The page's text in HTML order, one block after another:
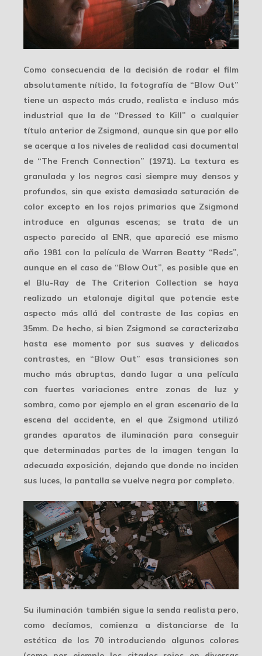
Como consecuencia de la decisión de rodar el film
absolutamente nítido, la fotografía de “Blow Out”
tiene un aspecto más crudo, realista e incluso más
industrial que la de “Dressed to Kill” o cualquier
título anterior de Zsigmond, aunque sin que por ello
se acerque a los niveles de realidad casi documental
de “The French Connection” (1971). La textura es
granulada y los negros casi siempre muy densos y
profundos, sin que exista demasiada saturación de
color excepto en los rojos primarios que Zsigmond
introduce en algunas escenas; se trata de un
aspecto parecido al ENR, que apareció ese mismo
año 1981 con la película de Warren Beatty “Reds”,
aunque en el caso de “Blow Out”, es posible que en
el Blu-Ray de The Criterion Collection se haya
realizado un etalonaje digital que potencie este
aspecto más allá del contraste de las copias en
35mm. De hecho, si bien Zsigmond se caracterizaba
hasta ese momento por sus suaves y delicados
contrastes, en “Blow Out” esas transiciones son
mucho más abruptas, dando lugar a una película
con fuertes variaciones entre zonas de luz y
sombra, como por ejemplo en el gran escenario de la
escena del accidente, en el que Zsigmond utilizó
grandes aparatos de iluminación para conseguir
que determinadas partes de la imagen tengan la
adecuada exposición, dejando que donde no inciden
sus luces, la pantalla se vuelve negra por completo.
Su iluminación también sigue la senda realista pero,
como decíamos, comienza a distanciarse de la
estética de los 70 introduciendo algunos colores